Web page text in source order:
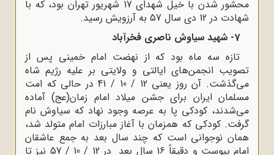
محشور شدن با خیل شهدای 17 شهریور تهران بود، که با
شهادت در 12 دی سال 57 به آرزویش رسید.
7- شهید سیاوش ناصری فخرآباد
تازه سه ماه بود که از نهضت امام خمینی پس از
تصویب انجمن‌های ایالتی و ولایتی بر علیه رژیم شاه
می‌گذشت. آن روز یعنی 12 / 10 / 41 در حالی که امت
مسلمان ایران برای جشن میلاد امام زمان(عج) آماده
می‌شدند، کودکی پا به عرصه وجود نهاد که سیاوش نام
گرفت. کودکی که همزمان با آغاز مبارزات امام متولد شد،
همان نوجوانی است که چند سال بعد به جمع عاشقان
امام پیوست و دقیقاً 16 سال بعد در 12 / 10 / 57 نیز تا